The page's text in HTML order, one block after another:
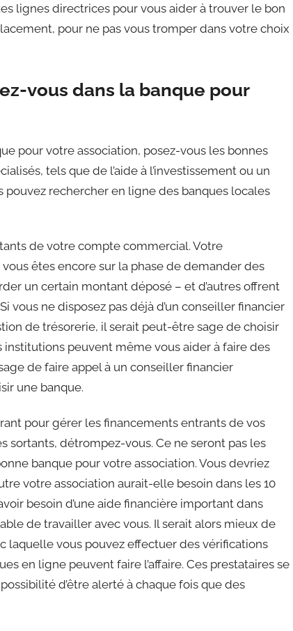
lignes directrices pour vous aider à trouver le bon
pour ne pas vous tromper dans votre choix
vous dans la banque pour
pour votre association, posez-vous les bonnes
tels que de l’aide à l’investissement ou un
rechercher en ligne des banques locales
de votre compte commercial. Votre
êtes encore sur la phase de demander des
un certain montant déposé – et d’autres offrent
ne disposez pas déjà d’un conseiller financier
de trésorerie, il serait peut-être sage de choisir
institutions peuvent même vous aider à faire des
de faire appel à un conseiller financier
une banque.
pour gérer les financements entrants de vos
détrompez-vous. Ce ne seront pas les
banque pour votre association. Vous devriez
votre association aurait-elle besoin dans les 10
besoin d’une aide financière important dans
de travailler avec vous. Il serait alors mieux de
laquelle vous pouvez effectuer des vérifications
en ligne peuvent faire l’affaire. Ces prestataires se
d’être alerté à chaque fois que des